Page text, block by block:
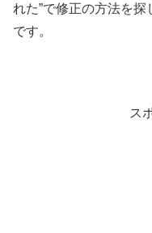
れた”で修正の方法を
です。
ス